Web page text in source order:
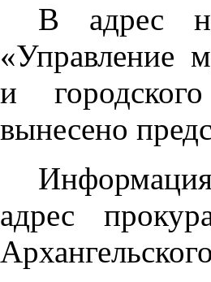
В адрес
«Управление
и
вынесено
адрес